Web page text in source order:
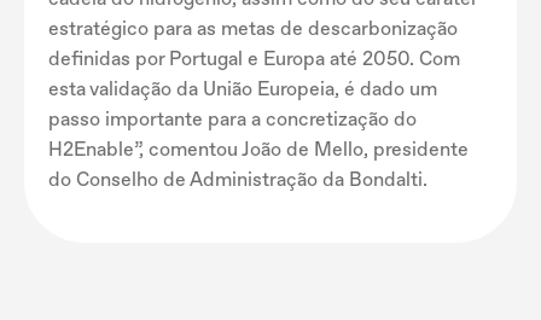
estratégico para as metas de descarbonização
definidas por Portugal e Europa até 2050. Com
esta validação da União Europeia, é dado um
passo importante para a concretização do
H2Enable”, comentou João de Mello, presidente
do Conselho de Administração da Bondalti.